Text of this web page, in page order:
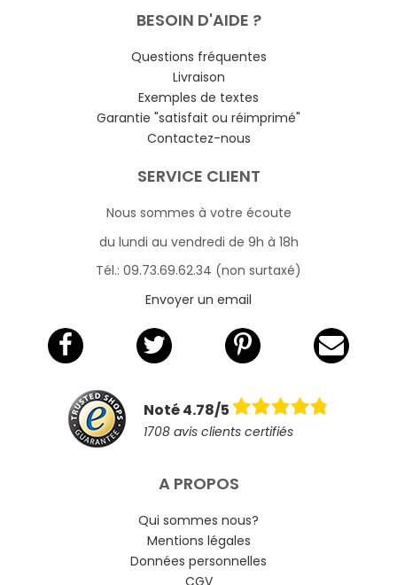
BESOIN D'AIDE ?
Questions fréquentes
Livraison
Exemples de textes
Garantie "satisfait ou réimprimé"
Contactez-nous
SERVICE CLIENT
Nous sommes à votre écoute
du lundi au vendredi de 9h à 18h
Tél.: 09.73.69.62.34 (non surtaxé)
Envoyer un email
Noté 4.78/5
1708 avis clients certifiés
A PROPOS
Qui sommes nous?
Mentions légales
Données personnelles